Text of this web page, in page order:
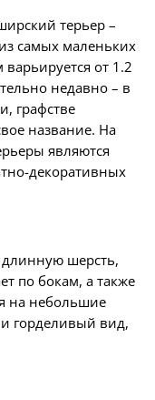
терьер –
самых маленьких
от 1.2
недавно – в
графстве
название. На
являются
декоративных
шерсть,
по бокам, а также
на небольшие
горделивый вид,